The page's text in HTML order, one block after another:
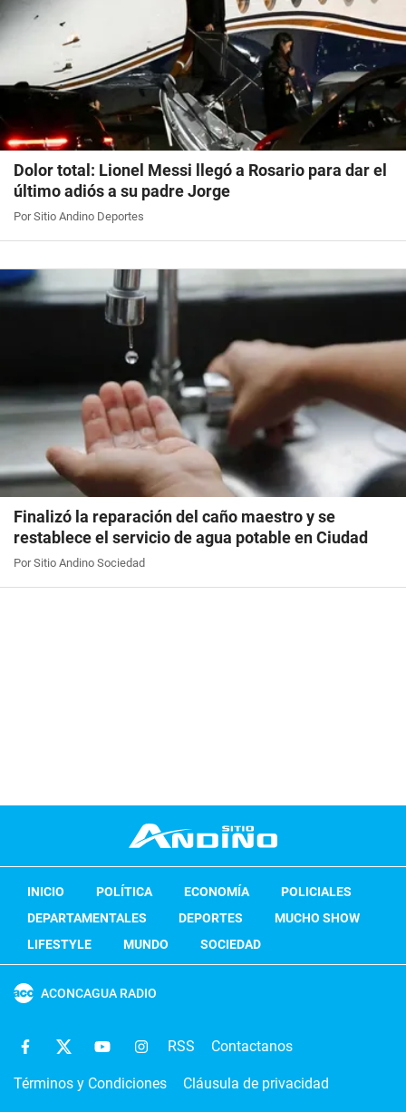
Dolor total: Lionel Messi llegó a Rosario para dar el
último adiós a su padre Jorge
Por Sitio Andino Deportes
Finalizó la reparación del caño maestro y se
restablece el servicio de agua potable en Ciudad
Por Sitio Andino Sociedad
INICIO POLÍTICA ECONOMÍA
POLICIALES
DEPARTAMENTALES
DEPORTES
MUCHO SHOW
LIFESTYLE
MUNDO SOCIEDAD
ACONCAGUA RADIO
RSS Contactanos
Términos y Condiciones Cláusula de privacidad